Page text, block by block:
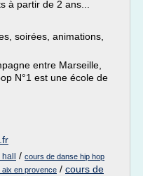
à partir de 2 ans...
soirées, animations,
entre Marseille,
N°1 est une école de
/ cours de danse hip hop
aix en provence / cours de